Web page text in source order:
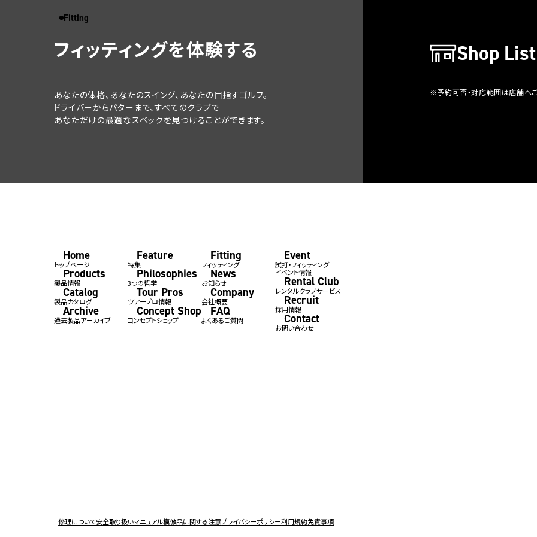
Fitting
フィッティングを体験する
あなたの体格、あなたのスイング、 あなたの目指すゴルフ。
ドライバーからパターまで、すべてのクラブで
あなただけの最適なスペックを見つけることができます。
Shop List
※予約可否・対応範囲は店舗へ
Home
トップページ
Products
製品情報
Catalog
製品カタログ
Archive
過去製品アーカイブ
Feature
特集
Philosophies
3つの哲学
Tour Pros
ツアープロ情報
Concept Shop
コンセプトショップ
Fitting
フィッティング
News
お知らせ
Company
会社概要
FAQ
よくあるご質問
Event
試打・フィッティング
イベント情報
Rental Club
レンタルクラブサービス
Recruit
採用情報
Contact
お問い合わせ
修理について安全取り扱いマニュアル模倣品に関する注意プライバシーポリシー利用規約免責事項